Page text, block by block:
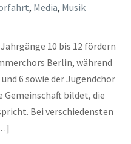
, Media, Musik
10 bis 12 fördern
Berlin, während
6 sowie der Jugendchor
Gemeinschaft bildet, die
Bei verschiedensten